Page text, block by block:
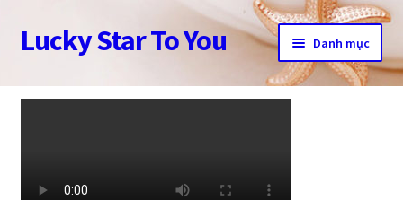
Đi
đến
hướng
Chuyển
đến
dung
Lucky Star To You Danh mục
Trang chủ
Cửa hàng